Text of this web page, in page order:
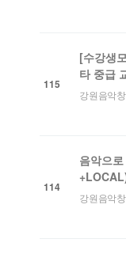
115
[수강생
타 중급
강원음악
114
음악으
강원음악